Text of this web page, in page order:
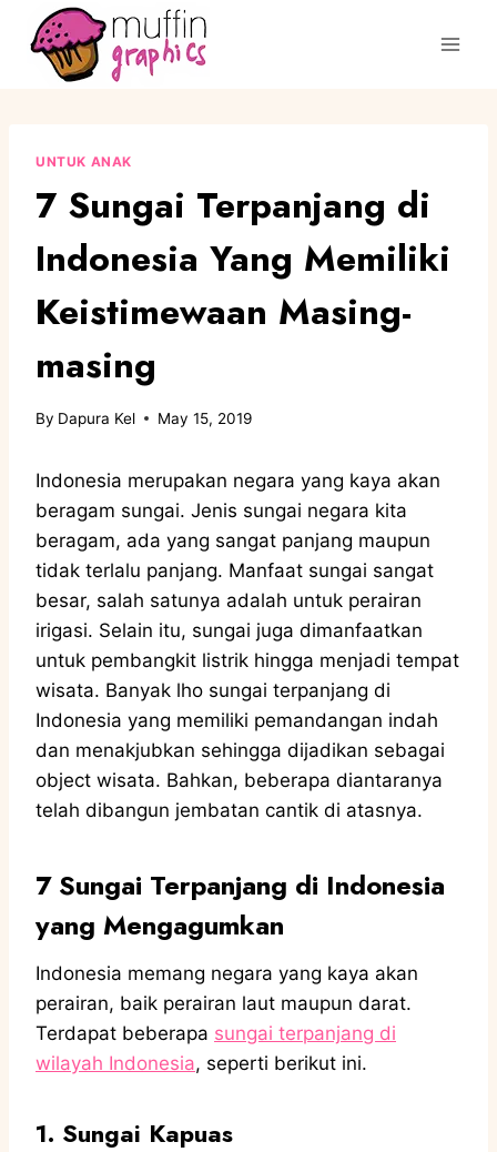
UNTUK ANAK
7 Sungai Terpanjang di
Indonesia Yang Memiliki
Keistimewaan Masing-
masing
By Dapura Kel May 15, 2019
Indonesia merupakan negara yang kaya akan
beragam sungai. Jenis sungai negara kita
beragam, ada yang sangat panjang maupun
tidak terlalu panjang. Manfaat sungai sangat
besar, salah satunya adalah untuk perairan
irigasi. Selain itu, sungai juga dimanfaatkan
untuk pembangkit listrik hingga menjadi tempat
wisata. Banyak lho sungai terpanjang di
Indonesia yang memiliki pemandangan indah
dan menakjubkan sehingga dijadikan sebagai
object wisata. Bahkan, beberapa diantaranya
telah dibangun jembatan cantik di atasnya.
7 Sungai Terpanjang di Indonesia
yang Mengagumkan
Indonesia memang negara yang kaya akan
perairan, baik perairan laut maupun darat.
Terdapat beberapa sungai terpanjang di
wilayah Indonesia, seperti berikut ini.
1. Sungai Kapuas